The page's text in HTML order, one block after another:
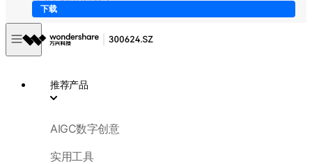
下载
推荐产品
AIGC数字创意
实用工具